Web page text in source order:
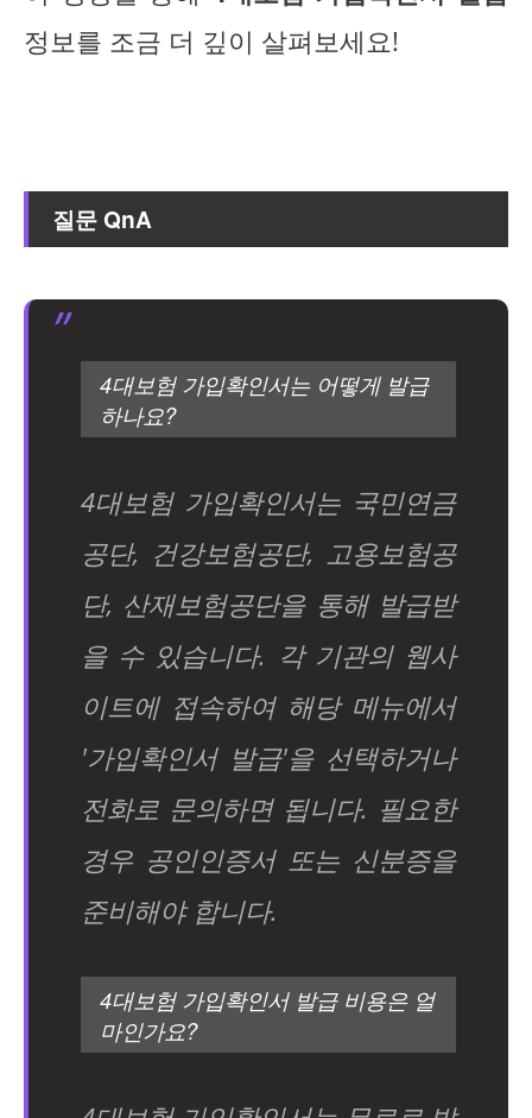
정보를 조금 더 깊이 살펴보세요!
질문 QnA
4대보험 가입확인서는 어떻게 발급
하나요?
4대보험 가입확인서는 국민연금
공단, 건강보험공단, 고용보험공
단, 산재보험공단을 통해 발급받
을 수 있습니다. 각 기관의 웹사
이트에 접속하여 해당 메뉴에서
'가입확인서 발급'을 선택하거나
전화로 문의하면 됩니다. 필요한
경우 공인인증서 또는 신분증을
준비해야 합니다.
4대보험 가입확인서 발급 비용은 얼
마인가요?